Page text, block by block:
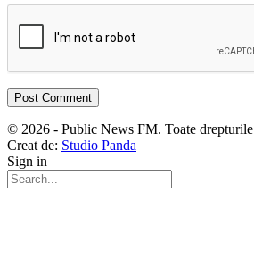
© 2026 - Public News FM. Toate drepturile
Creat de: Studio Panda
Sign in